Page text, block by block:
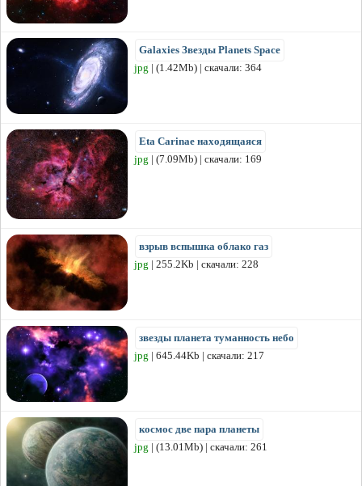
Galaxies Звезды Planets Space
jpg | (1.42Mb) | скачали: 364
Eta Carinae находящаяся
jpg | (7.09Mb) | скачали: 169
взрыв вспышка облако газ
jpg | 255.2Kb | скачали: 228
звезды планета туманность небо
jpg | 645.44Kb | скачали: 217
космос две пара планеты
jpg | (13.01Mb) | скачали: 261